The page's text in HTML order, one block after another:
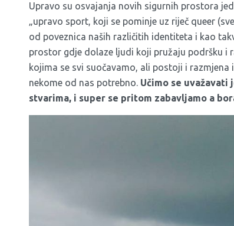
Upravo su osvajanja novih sigurnih prostora
„upravo sport, koji se pominje uz riječ queer
od poveznica naših različitih identiteta i kao
prostor gdje dolaze ljudi koji pružaju podršku i
kojima se svi suočavamo, ali postoji i
nekome od nas potrebno. Učimo se
stvarima, i super se pritom zabavljamo a